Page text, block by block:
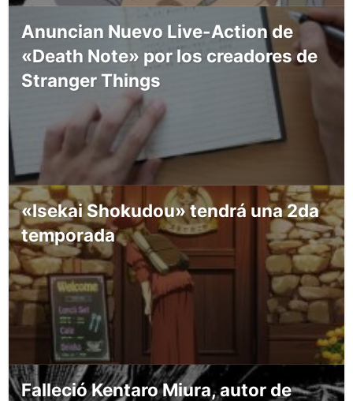
Anuncian Nuevo Live-Action de
«Death Note» por los creadores de
Stranger Things
«Isekai Shokudou» tendrá una 2da
temporada
Falleció Kentaro Miura, autor de